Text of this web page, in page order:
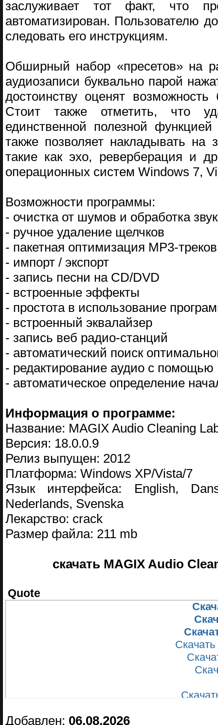
заслуживает тот факт, что
автоматизирован. Пользователю
следовать его инструкциям.
Обширный набор «пресетов» на
аудиозаписи буквально парой
достоинству оценят
Стоит также отметить, что
единственной полезной
также позволяет накладывать на
такие как эхо, реверберация и
операционных систем Windows 7,
Возможности программы:
- очистка от шумов и обработка
- ручное удаление щелчков
- пакетная оптимизация MP3-треков
- импорт / экспорт
- запись песни на CD/DVD
- встроенные эффекты
- простота в использование
- встроенный эквалайзер
- запись веб радио-станций
- автоматический поиск
- редактирование аудио с
- автоматическое определение
Информация о программе:
Название: MAGIX Audio Cleaning
Версия: 18.0.0.9
Релиз выпущен: 2012
Платформа: Windows XP/Vista/7
Язык интерфейса: English,
Nederlands, Svenska
Лекарство: crack
Размер файла: 211 mb
скачать MAGIX Audio
Quote
Добавлен: 06.08.2026